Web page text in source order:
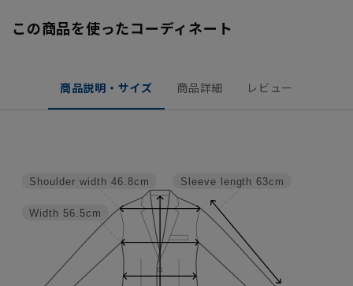
この商品を使ったコーディネート
商品説明・サイズ 商品詳細 レビュー
Sleeve length 63cm
Width 56.5cm
Shoulder width 46.8cm